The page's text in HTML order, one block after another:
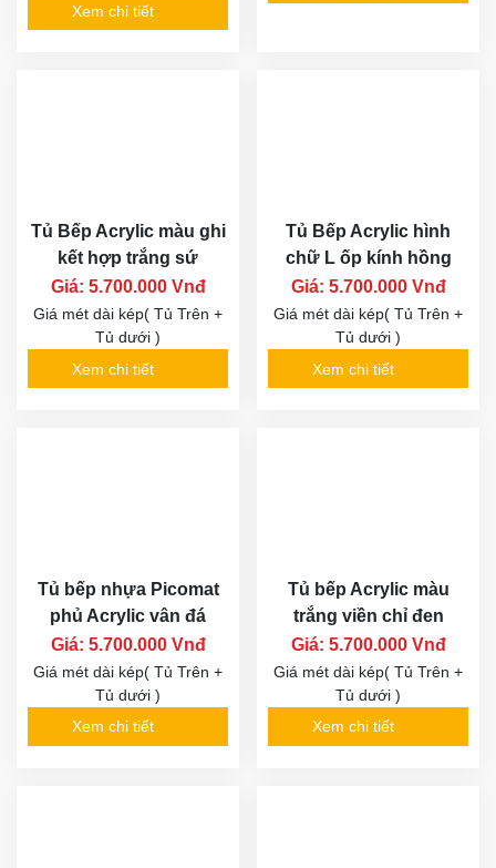
Xem chi tiết
Tủ Bếp Acrylic màu ghi
kết hợp trắng sứ
Giá: 5.700.000 Vnđ
Giá mét dài kép( Tủ Trên +
Tủ dưới )
Xem chi tiết
Tủ Bếp Acrylic hình
chữ L ốp kính hồng
Giá: 5.700.000 Vnđ
Giá mét dài kép( Tủ Trên +
Tủ dưới )
Xem chi tiết
Tủ bếp nhựa Picomat
phủ Acrylic vân đá
Giá: 5.700.000 Vnđ
Giá mét dài kép( Tủ Trên +
Tủ dưới )
Xem chi tiết
Tủ bếp Acrylic màu
trắng viền chỉ đen
Giá: 5.700.000 Vnđ
Giá mét dài kép( Tủ Trên +
Tủ dưới )
Xem chi tiết